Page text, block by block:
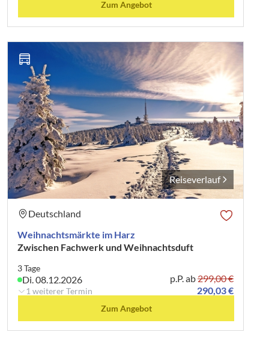
Zum Angebot
Reiseverlauf
Deutschland
Weihnachtsmärkte im Harz
Zwischen Fachwerk und Weihnachtsduft
3 Tage
Di. 08.12.2026
1 weiterer Termin
p.P. ab299,00 €
290,03 €
Zum Angebot